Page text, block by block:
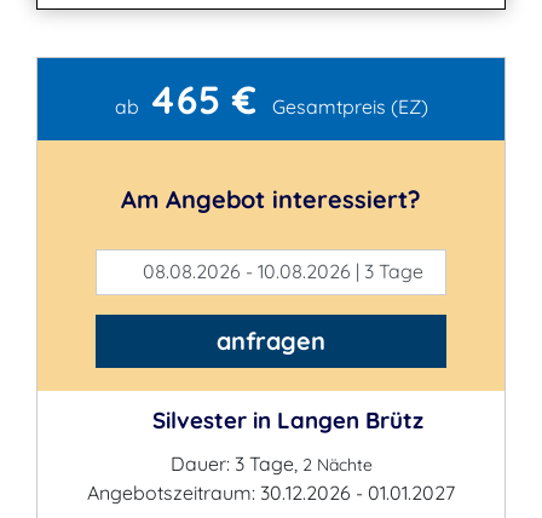
Kontakt
ab 465 € Gesamtpreis (EZ)
Am Angebot interessiert?
08.08.2026 - 10.08.2026 | 3 Tage
anfragen
Silvester in Langen Brütz
Dauer: 3 Tage, 2 Nächte
Angebotszeitraum: 30.12.2026 - 01.01.2027